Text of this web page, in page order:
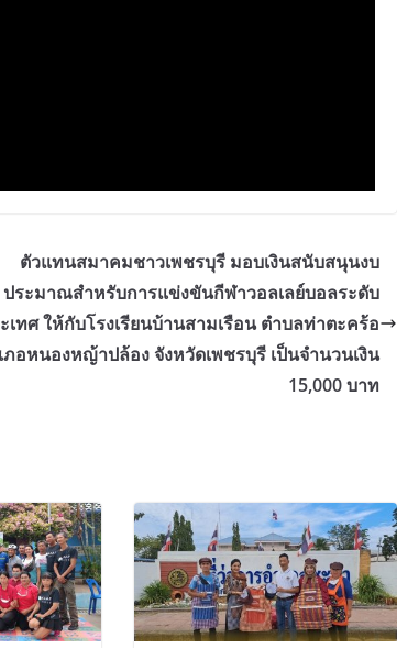
ตัวแทนสมาคมชาวเพชรบุรี มอบเงินสนับสนุนงบ
ประมาณสำหรับการแข่งขันกีฬาวอลเลย์บอลระดับ
เทศ ให้กับโรงเรียนบ้านสามเรือน ตำบลท่าตะคร้อ
ภอหนองหญ้าปล้อง จังหวัดเพชรบุรี เป็นจำนวนเงิน
15,000 บาท
อ
กรรมการสมาคมชาว
เพชรบุรี นําโดย พันโท
เสนาะ ปิ่นทอง เลขาสมาคม
ชาวเพชรบุรี ลงพื้นที่